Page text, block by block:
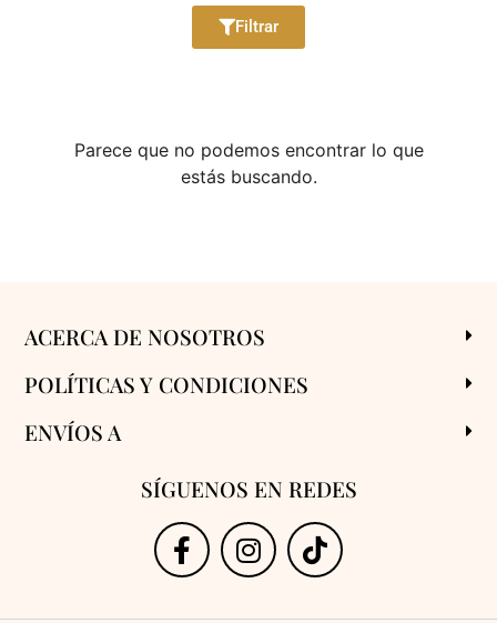
Filtrar
Parece que no podemos encontrar lo que
estás buscando.
ACERCA DE NOSOTROS
POLÍTICAS Y CONDICIONES
ENVÍOS A
SÍGUENOS EN REDES